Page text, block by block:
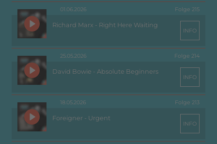
01.06.2026 Folge 215
Richard Marx - Right Here Waiting
INFO
25.05.2026 Folge 214
David Bowie - Absolute Beginners
INFO
18.05.2026 Folge 213
Foreigner - Urgent
INFO